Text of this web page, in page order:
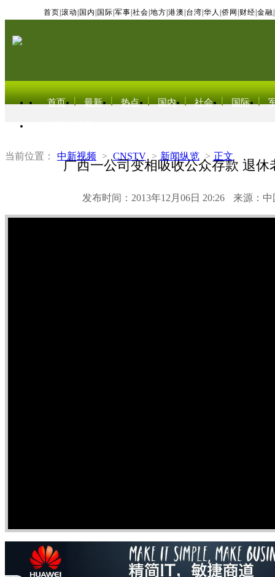
首页 滚动 国内 国际 军事 社会 地方 港澳 台湾 华人 侨网 财经 金融
首页 最新 热点 国内 社会 国际
当前位置： 中新视频 > CNSTV > 新闻纵览 > 正文
广西一公司变相吸收公众存款 退休
发布时间：2013年12月06日 20:26 来源：中